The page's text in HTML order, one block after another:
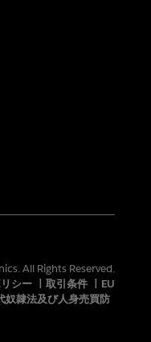
All Rights Reserved.
シー 取引条件
EU
奴隷法及び人身売買防